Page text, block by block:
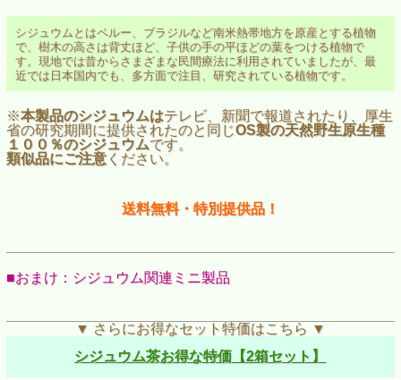
シジュウムとはペルー、ブラジルなど南米熱帯地方を原産とする植物
で、樹木の高さは背丈ほど、子供の手の平ほどの葉をつける植物で
す。現地では昔からさまざまな民間療法に利用されていましたが、最
近では日本国内でも、多方面で注目、研究されている植物です。
※本製品のシジュウムはテレビ、新聞で報道されたり、厚生
省の研究期間に提供されたのと同じOS製の天然野生原生種
１００％のシジュウムです。
類似品にご注意ください。
送料無料・特別提供品！
■おまけ：シジュウム関連ミニ製品
▼ さらにお得なセット特価はこちら ▼
シジュウム茶お得な特価【2箱セット】